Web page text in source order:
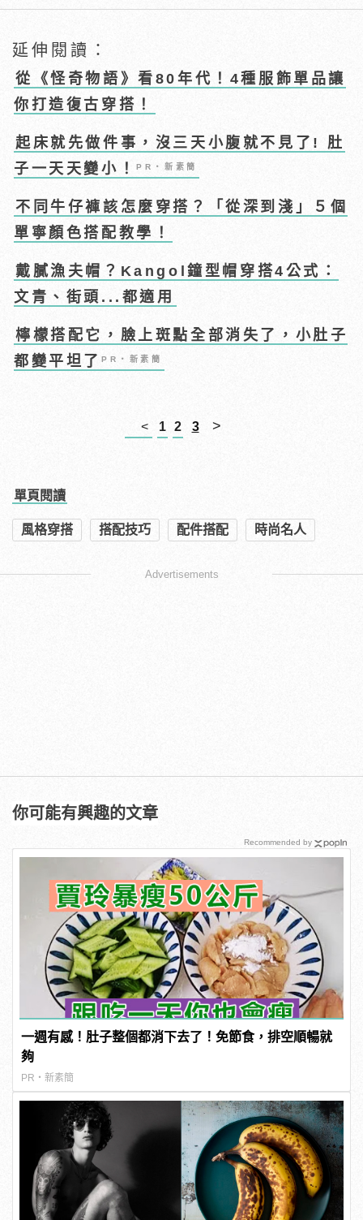
延伸閱讀：
從《怪奇物語》看80年代！4種服飾單品讓
你打造復古穿搭！
起床就先做件事，沒三天小腹就不見了! 肚
子一天天變小！PR・新素簡
不同牛仔褲該怎麼穿搭？「從深到淺」５個
單寧顏色搭配教學！
戴膩漁夫帽？Kangol鐘型帽穿搭4公式：
文青、街頭...都適用
檸檬搭配它，臉上斑點全部消失了，小肚子
都變平坦了 PR・新素簡
< 1 2 3 >
單頁閱讀
風格穿搭 搭配技巧 配件搭配 時尚名人
Advertisements
你可能有興趣的文章
一週有感！肚子整個都消下去了！免節食，排空順暢就
夠
PR・新素簡
Recommended by